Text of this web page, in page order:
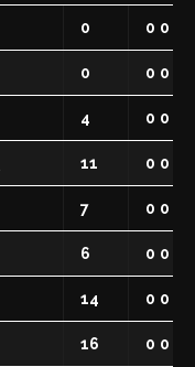
0 0 0
0 0 0
4 0 0
11 0 0
7 0 0
6 0 0
14 0 0
16 0 0